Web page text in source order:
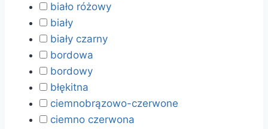
biało różowy
biały
biały czarny
bordowa
bordowy
błękitna
ciemnobrązowo-czerwone
ciemno czerwona